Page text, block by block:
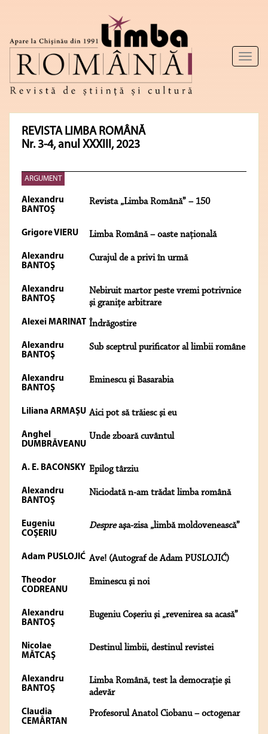
Toggle
REVISTA LIMBA ROMÂNĂ
Nr. 3-4, anul XXXIII, 2023
ARGUMENT
Alexandru
BANTOŞ
Revista „Limba Română” – 150
Grigore VIERU Limba Română – oaste naţională
Alexandru
BANTOŞ
Curajul de a privi în urmă
Alexandru
BANTOŞ
Nebiruit martor peste vremi potrivnice
şi graniţe arbitrare
Alexei MARINAT Îndrăgostire
Alexandru
BANTOŞ
Sub sceptrul purificator al limbii române
Alexandru
BANTOŞ
Eminescu şi Basarabia
Liliana ARMAŞU Aici pot să trăiesc şi eu
Anghel
DUMBRĂVEANU
Unde zboară cuvântul
A. E. BACONSKY Epilog târziu
Alexandru
BANTOŞ
Niciodată n-am trădat limba română
Eugeniu
COŞERIU
Despreaşa-zisa „limbă moldovenească”
Adam PUSLOJIĆ Ave! (Autograf de Adam PUSLOJIĆ)
Theodor
CODREANU
Eminescu şi noi
Alexandru
BANTOŞ
Eugeniu Coşeriu şi „revenirea sa acasă”
Nicolae
MĂTCAŞ
Destinul limbii, destinul revistei
Alexandru
BANTOŞ
Limba Română, test la democraţie şi
adevăr
Claudia
CEMÂRTAN
Profesorul Anatol Ciobanu – octogenar